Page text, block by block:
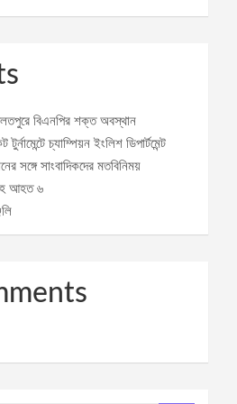
বিএনপির শক্ত অবস্থান
চ্যাম্পিয়ন ইংলিশ ডিপার্টমেন্ট
সঙ্গে সাংবাদিকদের মতবিনিময়
আহত ৬